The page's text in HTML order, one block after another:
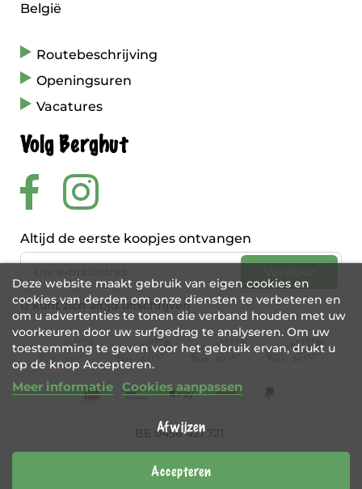
België
Routebeschrijving
Openingsuren
Vacatures
Volg Berghut
Altijd de eerste koopjes ontvangen
U kunt zich altijd uitschrijven
Deze website maakt gebruik van eigen cookies en
cookies van derden om onze diensten te verbeteren en
om u advertenties te tonen die verband houden met uw
voorkeuren door uw surfgedrag te analyseren. Om uw
toestemming te geven voor het gebruik ervan, drukt u
op de knop Accepteren.
Meer informatie Cookies aanpassen
Afwijzen
Accepteren
BE 0456 421 721
Webshop doorTajriba